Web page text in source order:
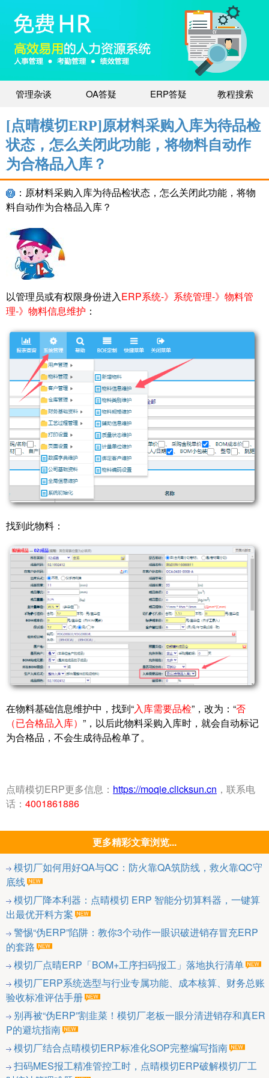
管理杂谈 OA答疑 ERP答疑 教程搜索
[点晴模切ERP]原材料采购入库为待品检
状态，怎么关闭此功能，将物料自动作
为合格品入库？
：原材料采购入库为待品检状态，怎么关闭此功能，将物
料自动作为合格品入库？
以管理员或有权限身份进入ERP系统-》系统管理-》物料管
理-》物料信息维护 ：
找到此物料：
在物料基础信息维护中，找到“入库需要品检”，改为：“否
（已合格品入库） ”，以后此物料采购入库时，就会自动标记
为合格品，不会生成待品检单了。
点晴模切ERP更多信息： https://moqie.clicksun.cn ，联系电
话： 4001861886
更多精彩文章浏览...
模切厂如何用好QA与QC：防火靠QA筑防线，救火靠QC守
底线
模切厂降本利器：点晴模切 ERP 智能分切算料器，一键算
出最优开料方案
警惕“伪ERP”陷阱：教你3个动作一眼识破进销存冒充ERP
的套路
模切厂点晴ERP「BOM+工序扫码报工」落地执行清单
模切厂ERP系统选型与行业专属功能、成本核算、财务总账
验收标准评估手册
别再被“伪ERP”割韭菜！模切厂老板一眼分清进销存和真ER
P的避坑指南
模切厂结合点晴模切ERP标准化SOP完整编写指南
扫码MES报工精准管控工时，点晴模切ERP破解模切厂工